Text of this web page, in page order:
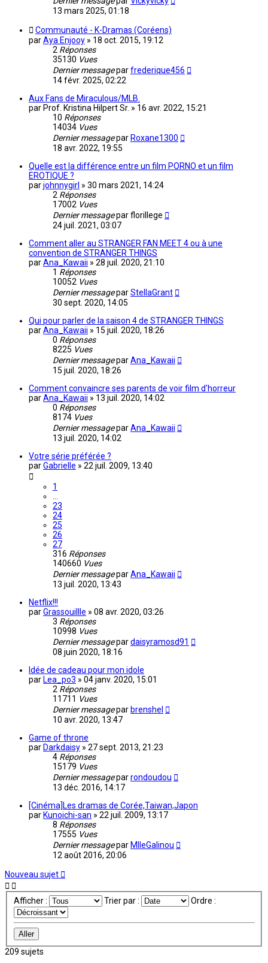
13 mars 2025, 01:18
Communauté - K-Dramas (Coréens)
parAya Enjooy » 18 oct. 2015, 19:12
2 Réponses
35130 Vues
Dernier messageparfrederique456
14 févr. 2025, 02:22
Aux Fans de Miraculous/MLB.
par Prof. Kristina Hilpert Sr. » 16 avr. 2022, 15:21
10 Réponses
14034 Vues
Dernier messagepar Roxane1300
18 avr. 2022, 19:55
Quelle est la différence entre un film PORNO et un film
EROTIQUE ?
parjohnnygirl » 30 mars 2021, 14:24
2 Réponses
17002 Vues
Dernier messageparflorillege
24 juil. 2021, 03:07
Comment aller au STRANGER FAN MEET 4 ou à une
convention de STRANGER THINGS
parAna_Kawaii » 28 juil. 2020, 21:10
1 Réponses
10052 Vues
Dernier messageparStellaGrant
30 sept. 2020, 14:05
Qui pour parler de la saison 4 de STRANGER THINGS
parAna_Kawaii » 15 juil. 2020, 18:26
0 Réponses
8225 Vues
Dernier messageparAna_Kawaii
15 juil. 2020, 18:26
Comment convaincre ses parents de voir film d'horreur
parAna_Kawaii » 13 juil. 2020, 14:02
0 Réponses
8174 Vues
Dernier messageparAna_Kawaii
13 juil. 2020, 14:02
Votre série préférée ?
parGabrielle » 22 juil. 2009, 13:40
1
23
24
25
26
27
316 Réponses
140660 Vues
Dernier messageparAna_Kawaii
13 juil. 2020, 13:43
Netflix!!!
parGrassouillle » 08 avr. 2020, 03:26
3 Réponses
10998 Vues
Dernier messagepardaisyramosd91
08 juin 2020, 18:16
Idée de cadeau pour mon idole
par Lea_po3 » 04 janv. 2020, 15:01
2 Réponses
11711 Vues
Dernier messagepar brenshel
10 avr. 2020, 13:47
Game of throne
par Darkdaisy » 27 sept. 2013, 21:23
4 Réponses
15179 Vues
Dernier messageparrondoudou
13 déc. 2016, 14:17
[Cinéma]Les dramas de Corée,Taiwan,Japon
par Kunoichi-san » 22 juil. 2009, 13:17
8 Réponses
17555 Vues
Dernier messagepar MlleGalinou
12 août 2016, 20:06
Nouveau sujet
Afficher : Trier par : Ordre :
209 sujets